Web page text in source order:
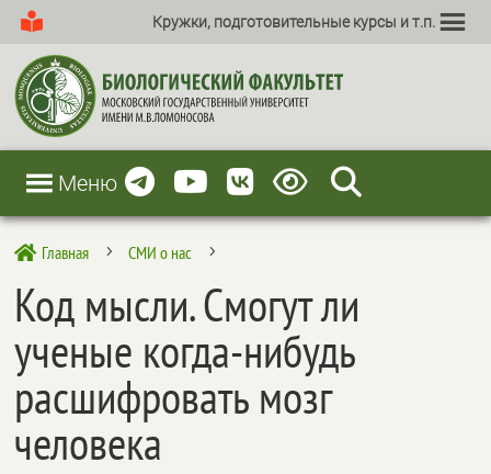
Кружки, подготовительные курсы и т.п.
Меню
 Главная 5 СМИ о нас 5
Код мысли. Смогут ли
ученые когда-нибудь
расшифровать мозг
человека